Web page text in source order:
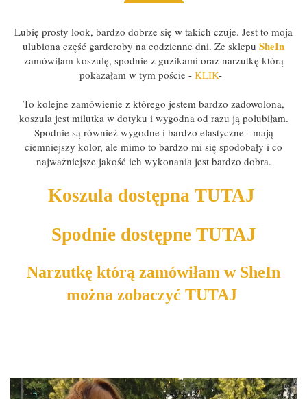
Lubię prosty look, bardzo dobrze się w takich czuje. Jest to moja
ulubiona część garderoby na codzienne dni. Ze sklepu SheIn
zamówiłam koszulę, spodnie z guzikami oraz narzutkę którą
pokazałam w tym poście - KLIK-
To kolejne zamówienie z którego jestem bardzo zadowolona,
koszula jest milutka w dotyku i wygodna od razu ją polubiłam.
Spodnie są również wygodne i bardzo elastyczne - mają
ciemniejszy kolor, ale mimo to bardzo mi się spodobały i co
najważniejsze jakość ich wykonania jest bardzo dobra.
Koszula dostępna TUTAJ
Spodnie dostępne TUTAJ
Narzutkę którą zamówiłam w SheIn
można zobaczyć TUTAJ